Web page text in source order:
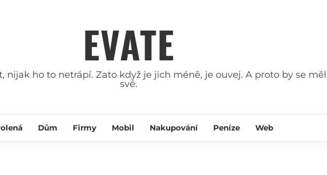
EVATE
nijak ho to netrápí. Zato když je jich méně, je ouvej. A proto by se
své.
Dům Firmy Mobil Nakupování Peníze Web